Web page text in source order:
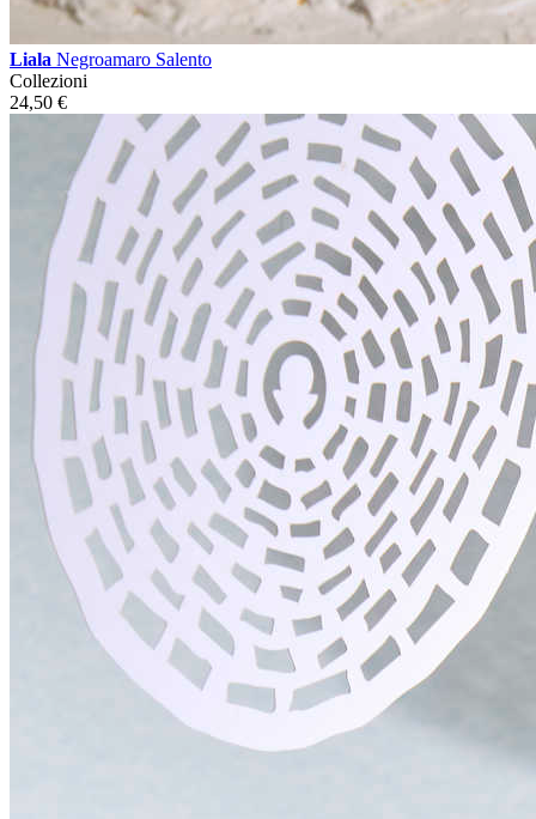
Liala Negroamaro Salento
Collezioni
24,50 €